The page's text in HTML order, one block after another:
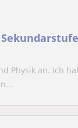
Physik an. Ich